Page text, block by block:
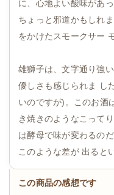
に、心地よい酸味があ
ちょっと邪道かもしれ
をかけたスモークサー
雄獅子は、文字通り強
優しさも感じられま し
いのですが)。このお酒
き焼きのようなこって
は酵母で味が変わるの
このような差が 出ると
この商品の感想です